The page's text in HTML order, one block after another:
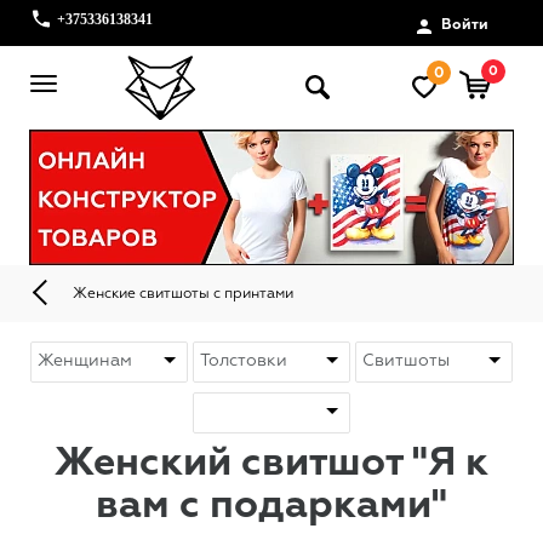
+375336138341 Войти
0 0
Женские свитшоты с принтами
Женский свитшот "Я к
вам с подарками"